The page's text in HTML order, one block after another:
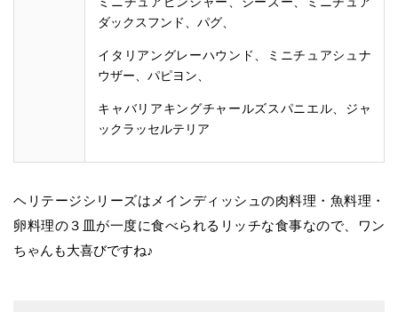
ダックスフンド、パグ、
イタリアングレーハウンド、ミニチュアシュナ
ウザー、パピヨン、
キャバリアキングチャールズスパニエル、ジャ
ックラッセルテリア
ヘリテージシリーズはメインディッシュの肉料理・魚料理・
卵料理の３皿が一度に食べられるリッチな食事なので、ワン
ちゃんも大喜びですね♪